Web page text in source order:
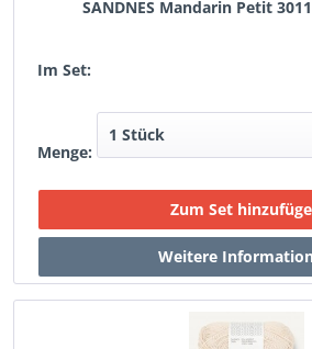
SANDNES Mandarin Petit
Im Set:
Menge: